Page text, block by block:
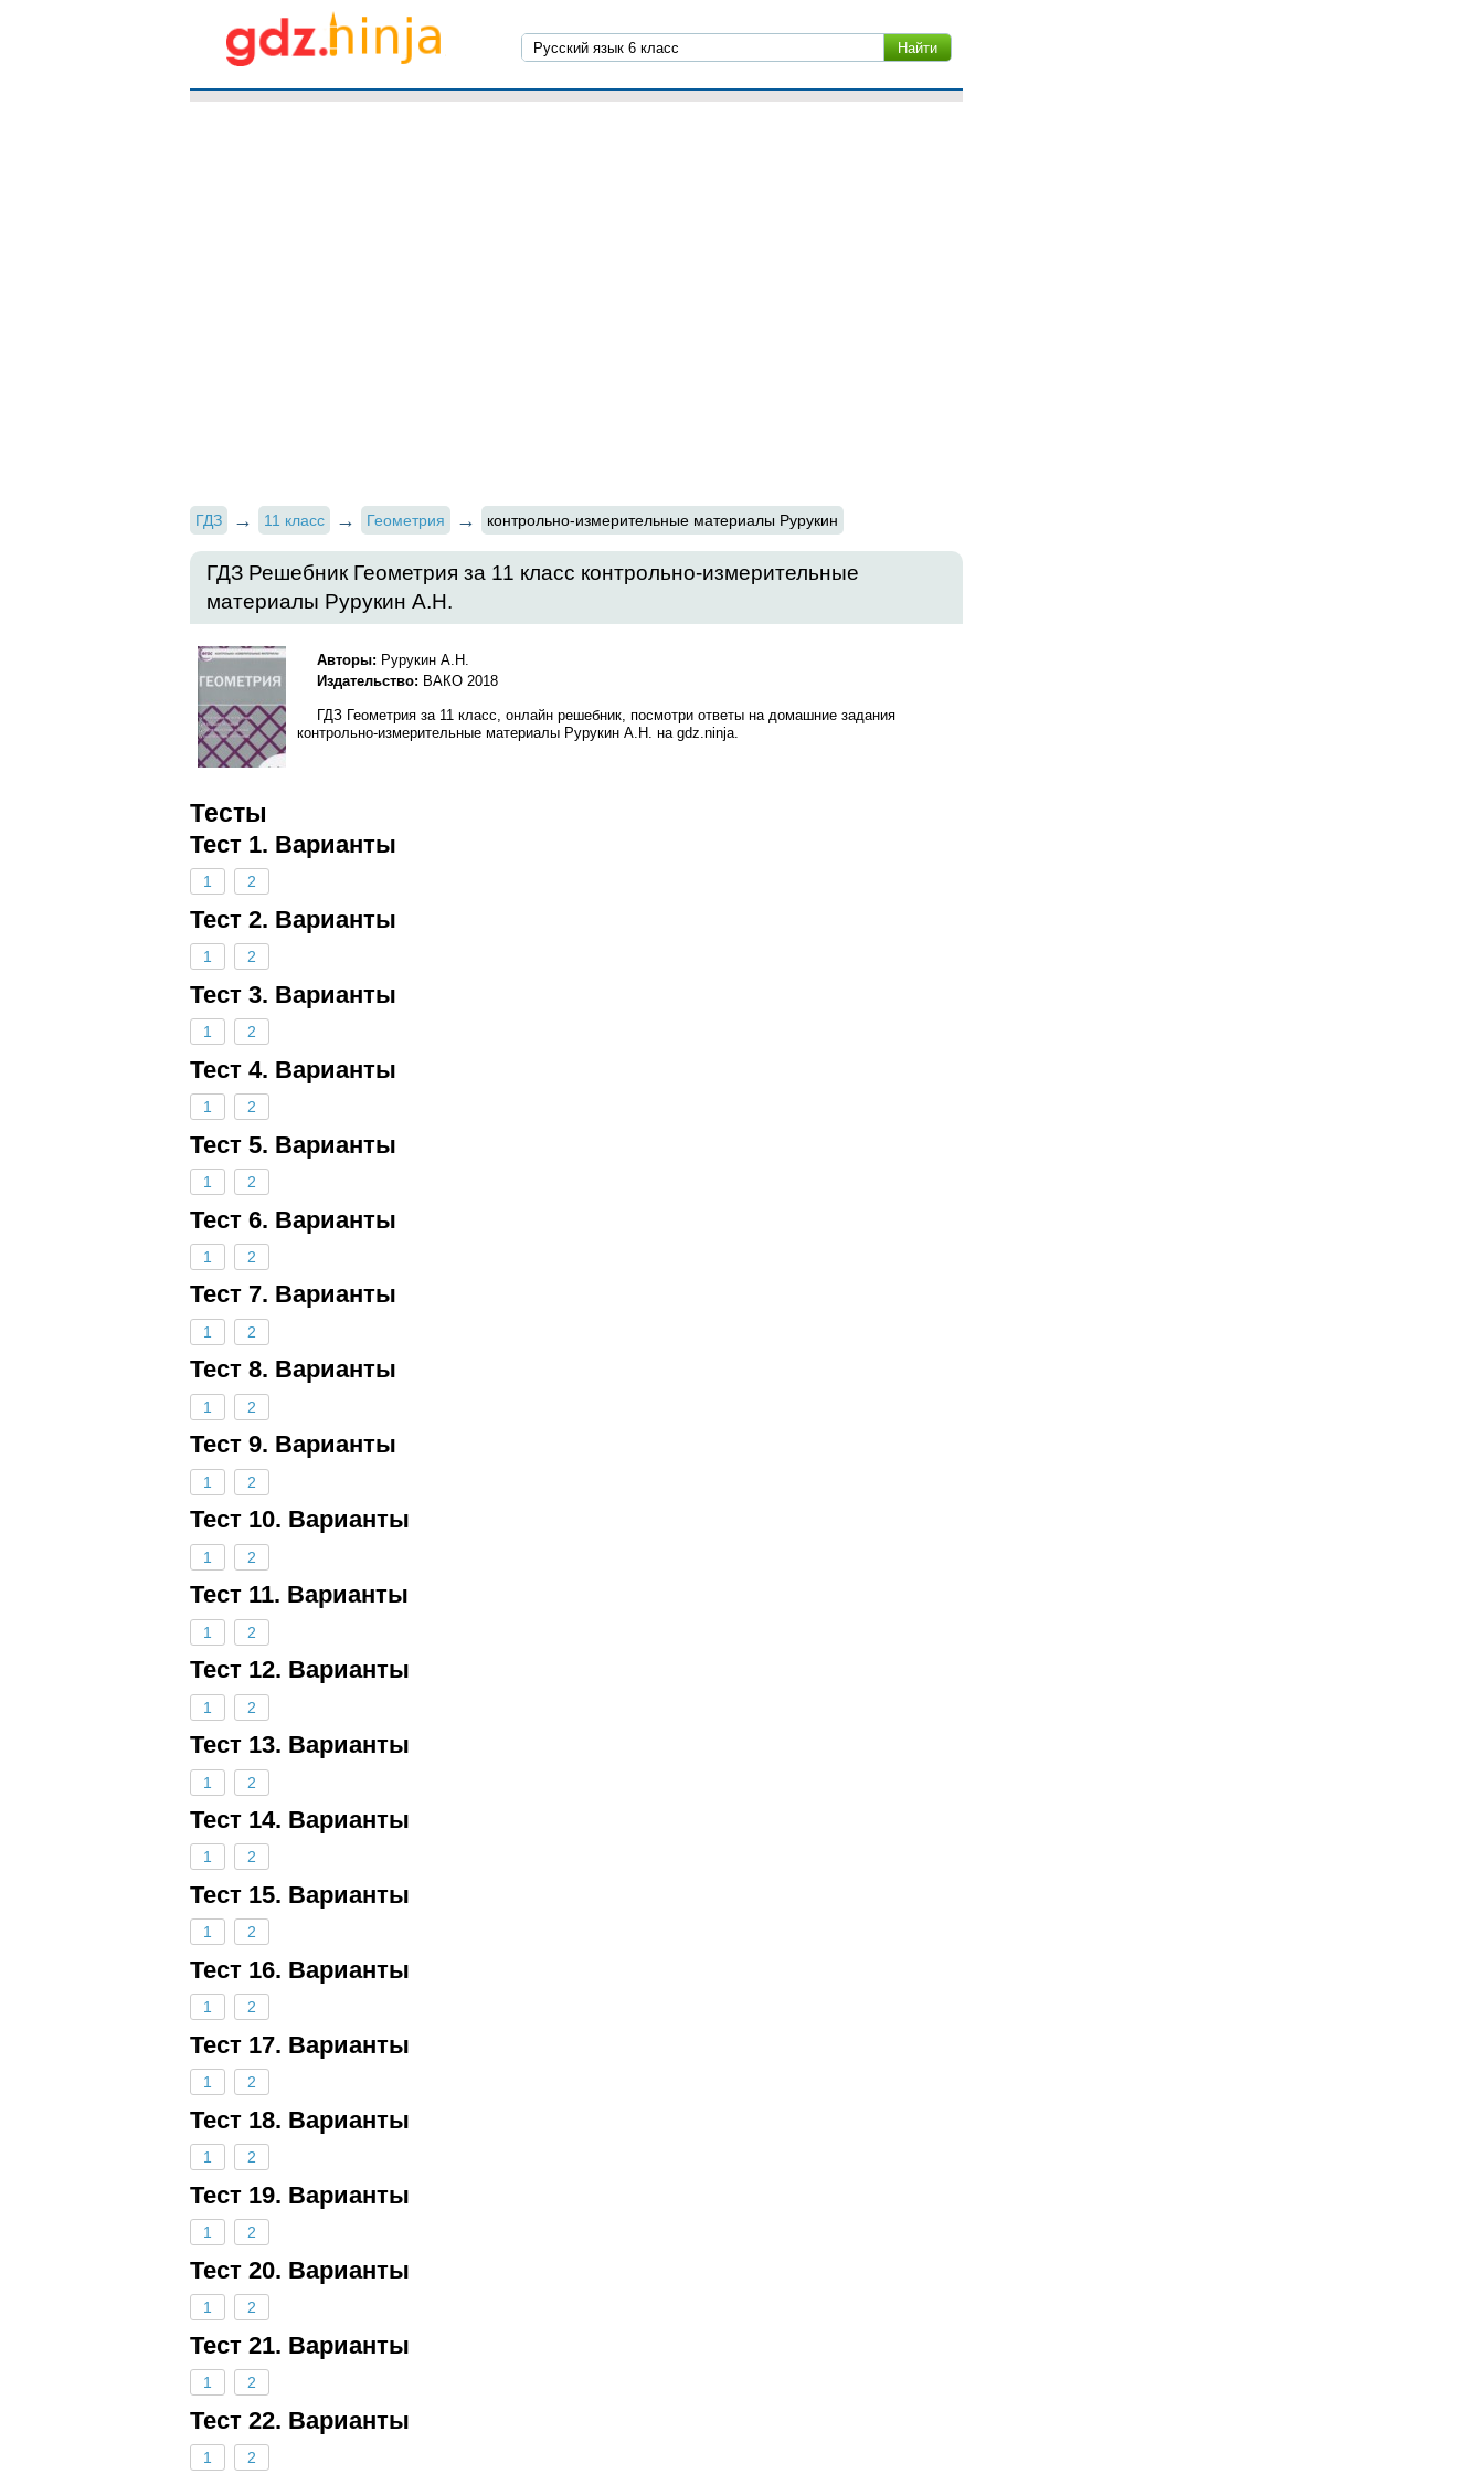
ГДЗ 11 класс Геометрия контрольно-измерительные материалы Рурукин
ГДЗ Решебник Геометрия за 11 класс контрольно-измерительные
материалы Рурукин А.Н.
Авторы: Рурукин А.Н.
Издательство: ВАКО 2018
ГДЗ Геометрия за 11 класс, онлайн решебник, посмотри ответы на домашние задания
контрольно-измерительные материалы Рурукин А.Н. на gdz.ninja.
Тесты
Тест 1. Варианты
1 2
Тест 2. Варианты
1 2
Тест 3. Варианты
1 2
Тест 4. Варианты
1 2
Тест 5. Варианты
1 2
Тест 6. Варианты
1 2
Тест 7. Варианты
1 2
Тест 8. Варианты
1 2
Тест 9. Варианты
1 2
Тест 10. Варианты
1 2
Тест 11. Варианты
1 2
Тест 12. Варианты
1 2
Тест 13. Варианты
1 2
Тест 14. Варианты
1 2
Тест 15. Варианты
1 2
Тест 16. Варианты
1 2
Тест 17. Варианты
1 2
Тест 18. Варианты
1 2
Тест 19. Варианты
1 2
Тест 20. Варианты
1 2
Тест 21. Варианты
1 2
Тест 22. Варианты
1 2